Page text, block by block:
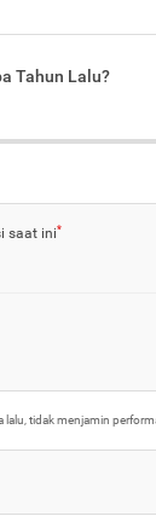
Tahun Lalu?
saat ini*
lalu, tidak menjamin